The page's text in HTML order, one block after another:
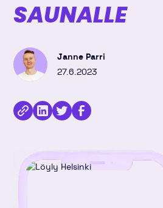
SAUNALLE
Janne Parri
27.6.2023
KopioiJaa
Linkedinissä
Jaa
Twitterissä
Jaa
Facebookissa